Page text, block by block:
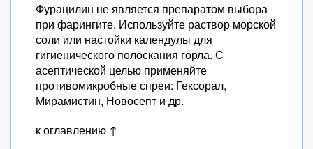
Фурацилин не является препаратом выбора
при фарингите. Используйте раствор морской
соли или настойки календулы для
гигиенического полоскания горла. С
асептической целью применяйте
противомикробные спреи: Гексорал,
Мирамистин, Новосепт и др.
к оглавлению ↑